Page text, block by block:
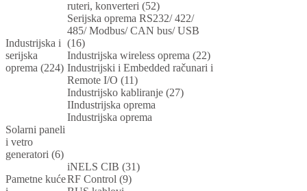
Industrijska i
serijska
oprema (224)
ruteri, konverteri (52)
Serijska oprema RS232/ 422/
485/ Modbus/ CAN bus/ USB
(16)
Industrijska wireless oprema (22)
Industrijski i Embedded računari i
Remote I/O (11)
Industrijsko kabliranje (27)
IIndustrijska oprema
Industrijska oprema
Solarni paneli
i vetro
generatori (6)
Pametne kuće
iNELS CIB (31)
RF Control (9)